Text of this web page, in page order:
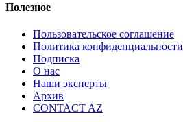
Полезное
Пользовательское соглашение
Политика конфиденциальности
Подписка
О нас
Наши эксперты
Архив
CONTACT AZ